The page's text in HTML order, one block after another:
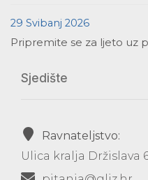
29 Svibanj 2026
Pripremite se za ljeto uz
Sjedište
Ravnateljstvo:
Ulica kralja Držislava